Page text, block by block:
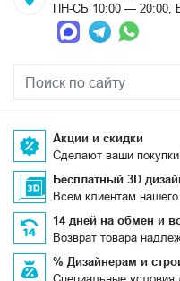
ПН-СБ 10:00 — 20:00,
Акции и скидки
Сделают ваши
Бесплатный 3D
Всем клиентам нашего
14 дней на обмен и
Возврат товара
% Дизайнерам и